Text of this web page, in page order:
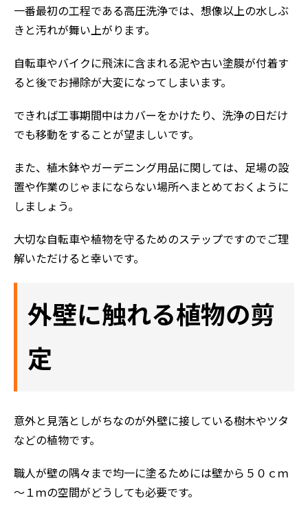
ホーム
おすすめの塗装メニュー
一番最初の工程である高圧洗浄では、想像以上の水しぶ
きと汚れが舞い上がります。
自転車やバイクに飛沫に含まれる泥や古い塗膜が付着す
ると後でお掃除が大変になってしまいます。
できれば工事期間中はカバーをかけたり、洗浄の日だけ
でも移動をすることが望ましいです。
また、植木鉢やガーデニング用品に関しては、足場の設
置や作業のじゃまにならない場所へまとめておくように
しましょう。
大切な自転車や植物を守るためのステップですのでご理
解いただけると幸いです。
外壁に触れる植物の剪
定
意外と見落としがちなのが外壁に接している樹木やツタ
などの植物です。
職人が壁の隅々まで均一に塗るためには壁から５０ｃｍ
～１ｍの空間がどうしても必要です。